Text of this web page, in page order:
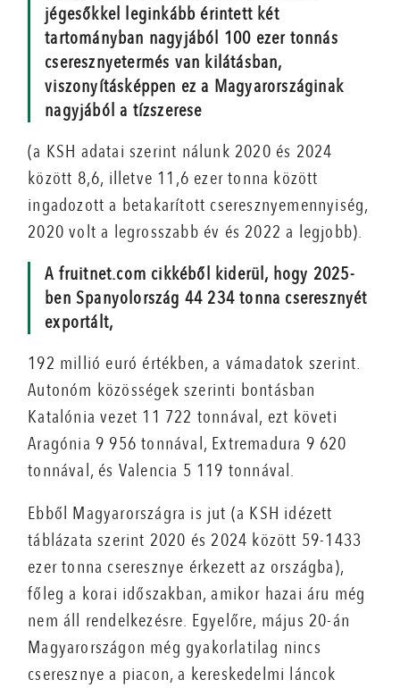
jégesőkkel leginkább érintett két
tartományban nagyjából 100 ezer tonnás
cseresznyetermés van kilátásban,
viszonyításképpen ez a Magyarországinak
nagyjából a tízszerese
(a KSH adatai szerint nálunk 2020 és 2024
között 8,6, illetve 11,6 ezer tonna között
ingadozott a betakarított cseresznyemennyiség,
2020 volt a legrosszabb év és 2022 a legjobb).
A fruitnet.com cikkéből kiderül, hogy 2025-
ben Spanyolország 44 234 tonna cseresznyét
exportált,
192 millió euró értékben, a vámadatok szerint.
Autonóm közösségek szerinti bontásban
Katalónia vezet 11 722 tonnával, ezt követi
Aragónia 9 956 tonnával, Extremadura 9 620
tonnával, és Valencia 5 119 tonnával.
Ebből Magyarországra is jut (a KSH idézett
táblázata szerint 2020 és 2024 között 59-1433
ezer tonna cseresznye érkezett az országba),
főleg a korai időszakban, amikor hazai áru még
nem áll rendelkezésre. Egyelőre, május 20-án
Magyarországon még gyakorlatilag nincs
cseresznye a piacon, a kereskedelmi láncok